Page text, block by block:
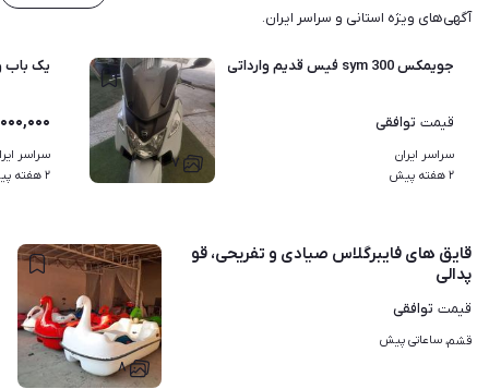
آگهی‌های ویژه استانی و سراسر ایران.
۷
جویمکس sym 300 فیس قدیم وارداتی(تایوانی اصل)
قیمت توافقی
سراسر ایران
۲ هفته پیش
یک باب واحد
سراسر
۲ هفته پیش
۸
قایق های فایبرگلاس صیادی و تفریحی، قو
پدالی
قیمت توافقی
قشم، ساعاتی پیش